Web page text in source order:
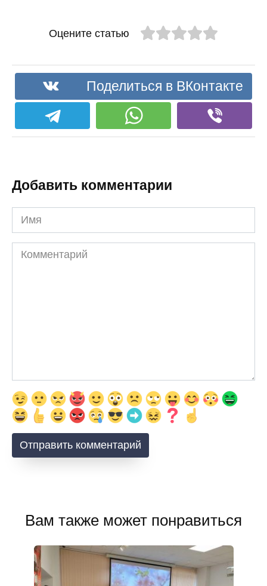
Оцените статью
Поделиться в ВКонтакте
Добавить комментарии
Имя
Комментарий
Вам также может понравиться